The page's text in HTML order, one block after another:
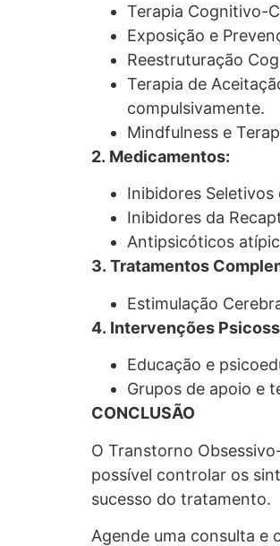
Terapia Cognitivo-
Exposição e
Reestruturação
Terapia de
compulsivamente.
Mindfulness e
2. Medicamentos:
Inibidores
Inibidores da
Antipsicóticos
3. Tratamentos
Estimulação
4. Intervenções
Educação e
Grupos de apoio e
CONCLUSÃO
O Transtorno
possível controlar os
sucesso do tratamento.
Agende uma consulta e